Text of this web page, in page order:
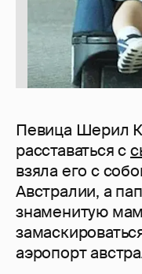
Певица Шерил
расставаться с
взяла его с
Австралии, а
знаменитую
аэропорт